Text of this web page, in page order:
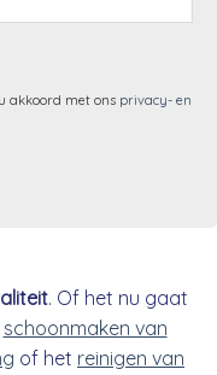
akkoord met ons privacy- en
. Of het nu gaat
schoonmaken van
of het reinigen van